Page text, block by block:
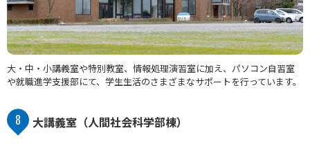
大・中・小講義室や特別教室、情報処理演習室に加え、パソコン自習室
や就職進学支援部にて、学生生活のさまざまなサポートを行っています。
8 大講義室（人間社会科学部棟）